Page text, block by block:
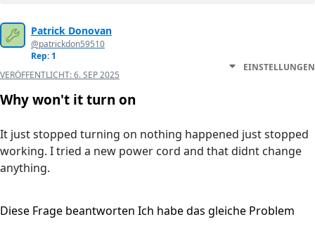
Patrick Donovan
@patrickdon59510
Rep: 1
VERÖFFENTLICHT:6. SEP 2025
EINSTELLUNGEN
Why won't it turn on
It just stopped turning on nothing happened just stopped
working. I tried a new power cord and that didnt change
anything.
Diese Frage beantworten Ich habe das gleiche Problem